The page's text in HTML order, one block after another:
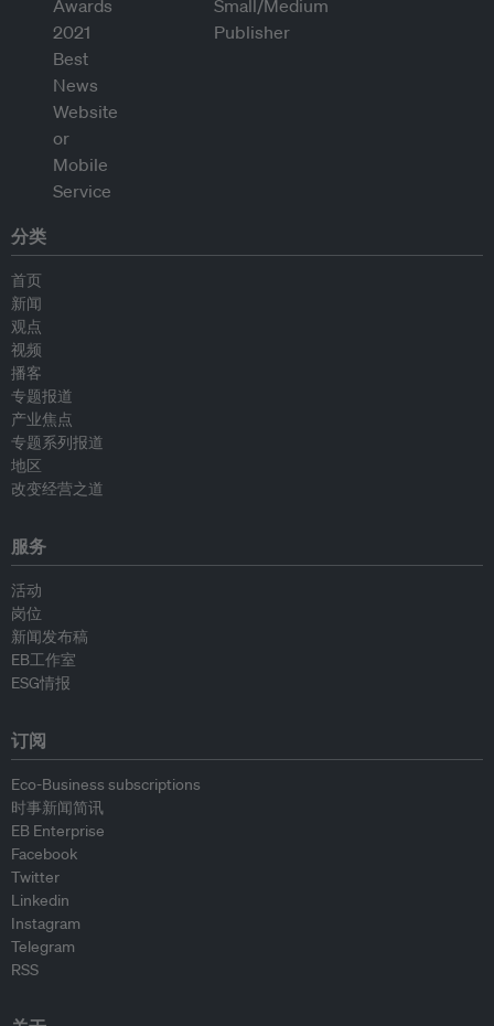
分类
首页
新闻
观点
视频
播客
专题报道
产业焦点
专题系列报道
地区
改变经营之道
服务
活动
岗位
新闻发布稿
EB工作室
ESG情报
订阅
Eco-Business subscriptions
时事新闻简讯
EB Enterprise
Facebook
Twitter
Linkedin
Instagram
Telegram
RSS